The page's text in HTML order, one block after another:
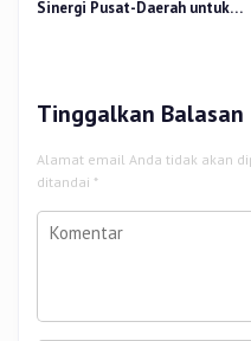
Sinergi Pusat-Daerah untuk
Tinggalkan Balasan
Alamat email Anda tidak akan
ditandai *